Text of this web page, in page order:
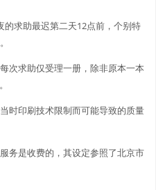
求助最迟第二天12点前，个别特
次求助仅受理一册，除非原本一本
时印刷技术限制而可能导致的质量
务是收费的，其设定参照了北京市